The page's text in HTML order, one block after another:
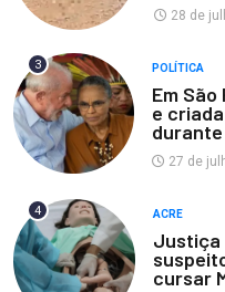
28 de
3 POLÍTICA
Em
e
27 de
4 ACRE
Justiça
cursar